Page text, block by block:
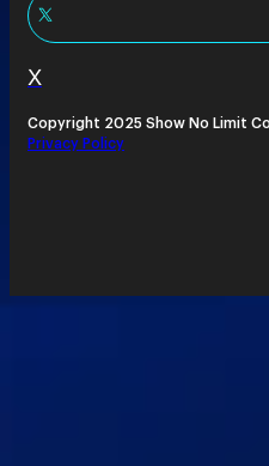
X
Copyright 2025 Show No Limit
Privacy Policy